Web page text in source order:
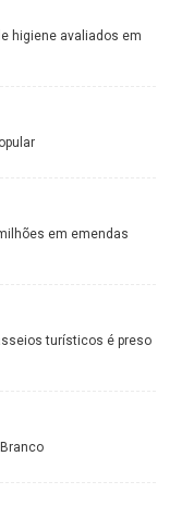
higiene avaliados em
em emendas
turísticos é preso